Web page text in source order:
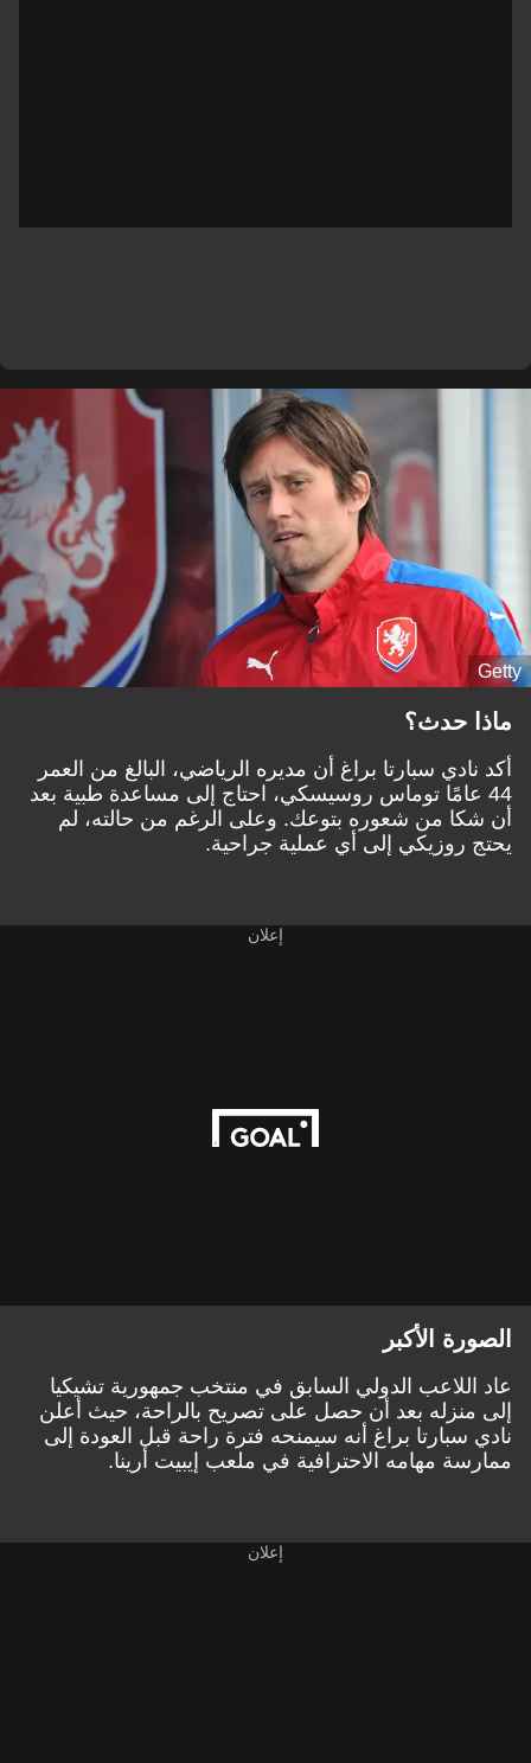
Getty
ماذا حدث؟
أكد نادي سبارتا براغ أن مديره الرياضي، البالغ من العمر
44 عامًا توماس روسيسكي، احتاج إلى مساعدة طبية بعد
أن شكا من شعوره بتوعك. وعلى الرغم من حالته، لم
يحتج روزيكي إلى أي عملية جراحية.
إعلان
الصورة الأكبر
عاد اللاعب الدولي السابق في منتخب جمهورية تشيكيا
إلى منزله بعد أن حصل على تصريح بالراحة، حيث أعلن
نادي سبارتا براغ أنه سيمنحه فترة راحة قبل العودة إلى
ممارسة مهامه الاحترافية في ملعب إيبيت أرينا.